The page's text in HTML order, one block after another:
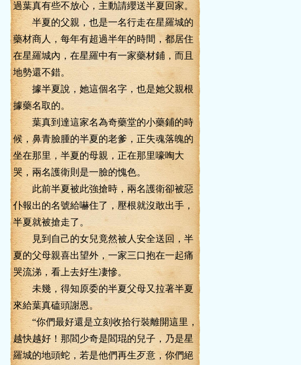
過葉真有些不放心，主動請纓送半夏回家。
半夏的父親，也是一名行走在星羅城的
藥材商人，每年有超過半年的時間，都居住
在星羅城內，在星羅中有一家藥材鋪，而且
地勢還不錯。
據半夏說，她這個名字，也是她父親根
據藥名取的。
葉真到達這家名為奇藥堂的小藥鋪的時
候，鼻青臉腫的半夏的老爹，正失魂落魄的
坐在那里，半夏的母親，正在那里嚎啕大
哭，兩名護衛則是一臉的愧色。
此前半夏被此強搶時，兩名護衛卻被惡
仆報出的名號給嚇住了，壓根就沒敢出手，
半夏就被搶走了。
見到自己的女兒竟然被人安全送回，半
夏的父母親喜出望外，一家三口抱在一起痛
哭流涕，看上去好生凄慘。
未幾，得知原委的半夏父母又拉著半夏
來給葉真磕頭謝恩。
“你們最好還是立刻收拾行裝離開這里，
越快越好！那閻少奇是閻琨的兒子，乃是星
羅城的地頭蛇，若是他們再生歹意，你們絕